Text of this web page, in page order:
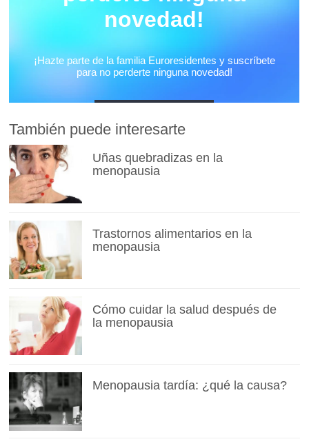
También puede interesarte
Uñas quebradizas en la
menopausia
Trastornos alimentarios en la
menopausia
Cómo cuidar la salud después de
la menopausia
Menopausia tardía: ¿qué la causa?